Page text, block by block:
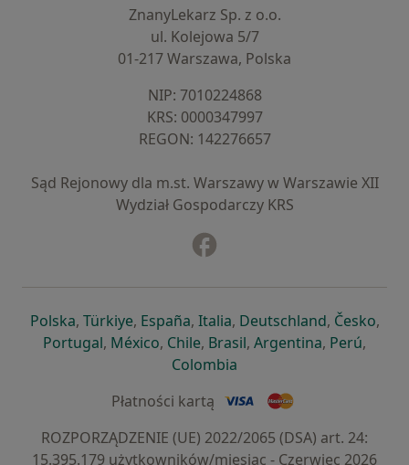
ZnanyLekarz Sp. z o.o.
ul. Kolejowa 5/7
01-217 Warszawa, Polska
NIP: ⁠7010224868
KRS: ⁠0000347997
REGON: ⁠142276657
Sąd Rejonowy dla m.st. Warszawy w Warszawie XII
Wydział Gospodarczy KRS
Polskaotwiera się w nowej karcie
, Türkiyeotwiera się w nowej karcie
, Españaotwiera się w nowej karcie
, Italiaotwiera się w nowej
, Deutschlandotwiera się
, Česko,
Portugalotwiera się w nowej karcie
, Méxicootwiera się w nowej karcie
, Chileotwiera się w nowej karcie
, Brasilotwiera się w nowej
, Argentinaotwiera się
, Perú,
Colombia
Płatności kartą
ROZPORZĄDZENIE (UE) 2022/2065 (DSA) art. 24:
15.395.179 użytkowników/miesiąc - Czerwiec 2026